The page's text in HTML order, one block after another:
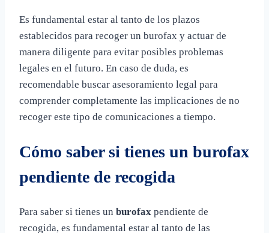
Es fundamental estar al tanto de los plazos
establecidos para recoger un burofax y actuar de
manera diligente para evitar posibles problemas
legales en el futuro. En caso de duda, es
recomendable buscar asesoramiento legal para
comprender completamente las implicaciones de no
recoger este tipo de comunicaciones a tiempo.
Cómo saber si tienes un burofax
pendiente de recogida
Para saber si tienes un burofax pendiente de
recogida, es fundamental estar al tanto de las